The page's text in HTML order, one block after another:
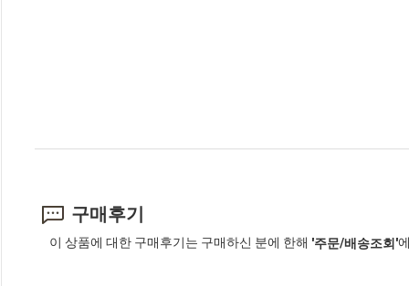
구매후기
이 상품에 대한 구매후기는 구매하신 분에 한해 '주문/배송조회'